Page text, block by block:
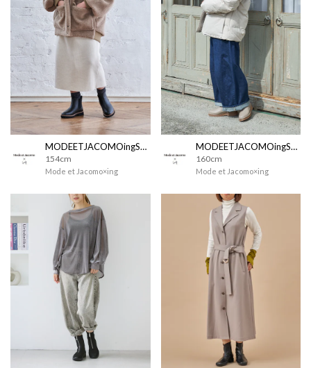
MODEETJACOMOingSTAFF
154cm
Mode et Jacomo×ing
MODEETJACOMOingSTAFF
160cm
Mode et Jacomo×ing